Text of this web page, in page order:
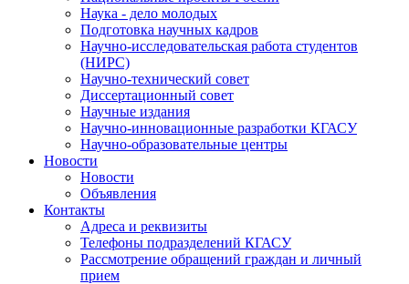
Наука - дело молодых
Подготовка научных кадров
Научно-исследовательская работа студентов
(НИРС)
Научно-технический совет
Диссертационный совет
Научные издания
Научно-инновационные разработки КГАСУ
Научно-образовательные центры
Новости
Новости
Объявления
Контакты
Адреса и реквизиты
Телефоны подразделений КГАСУ
Рассмотрение обращений граждан и личный
прием